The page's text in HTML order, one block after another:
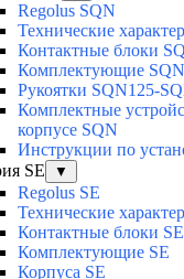
Regolus SQN
Технические
Контактные блоки
Комплектующие SQN
Рукоятки SQN125-
Комплектные
корпусе SQN
Инструкции по
SE
▼
Regolus SE
Технические
Контактные блоки SE
Комплектующие SЕ
Корпуса SE